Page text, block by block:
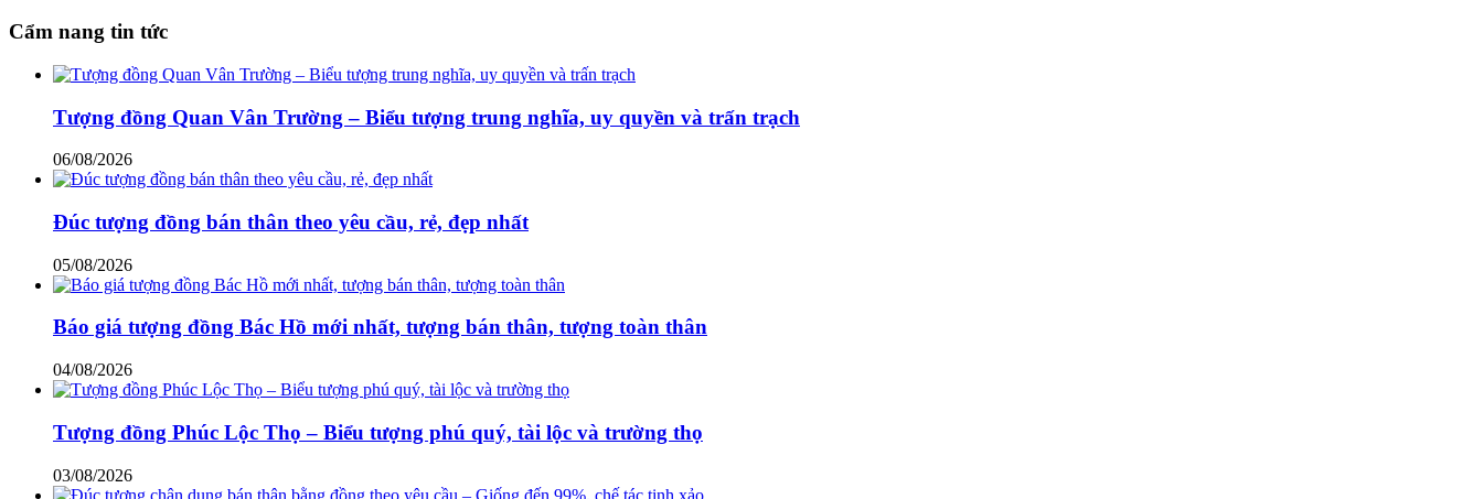
Cẩm nang tin tức
Tượng đồng Quan Vân Trường – Biểu tượng trung nghĩa, uy quyền và trấn trạch
06/08/2026
Đúc tượng đồng bán thân theo yêu cầu, rẻ, đẹp nhất
05/08/2026
Báo giá tượng đồng Bác Hồ mới nhất, tượng bán thân, tượng toàn thân
04/08/2026
Tượng đồng Phúc Lộc Thọ – Biểu tượng phú quý, tài lộc và trường thọ
03/08/2026